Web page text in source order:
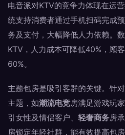
电音派对KTV的竞争力体现在运
统支持消费者通过手机扫码完成
务及支付，大幅降低人力依赖。
KTV，人力成本可降低40%，顾
60%。
主题包房是吸引客群的关键。针
主题，如潮流电竞房满足游戏玩家
引女性及情侣客户、 轻奢商务房
房锁定年轻社群，能有效提高包